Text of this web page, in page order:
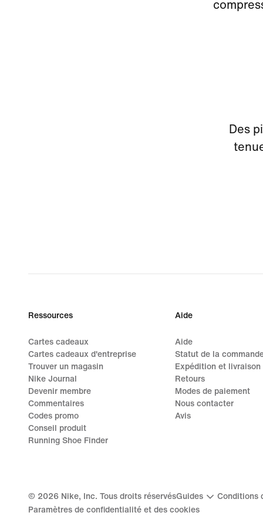
Des
Ressources
Cartes cadeaux
Cartes cadeaux d'entreprise
Trouver un magasin
Nike Journal
Devenir membre
Commentaires
Codes promo
Conseil produit
Running Shoe Finder
Aide
Aide
Statut de la
Expédition et livraison
Retours
Modes de paiement
Nous contacter
Avis
© 2026 Nike, Inc. Tous droits réservésGuides Conditions
Paramètres de confidentialité et des cookies